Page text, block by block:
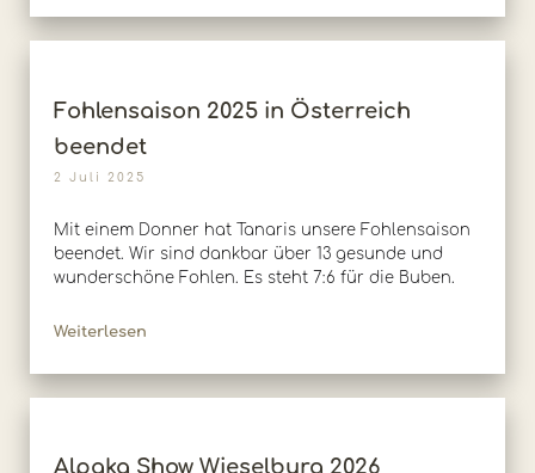
Fohlensaison 2025 in Österreich
beendet
2 Juli 2025
Mit einem Donner hat Tanaris unsere Fohlensaison
beendet. Wir sind dankbar über 13 gesunde und
wunderschöne Fohlen. Es steht 7:6 für die Buben.
Weiterlesen
Alpaka Show Wieselburg 2026